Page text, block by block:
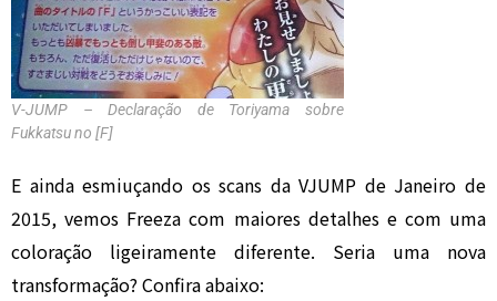
V-JUMP – Declaração de Toriyama sobre
Fukkatsu no [F]
E ainda esmiuçando os scans da VJUMP de Janeiro de
2015, vemos Freeza com maiores detalhes e com uma
coloração ligeiramente diferente. Seria uma nova
transformação? Confira abaixo: